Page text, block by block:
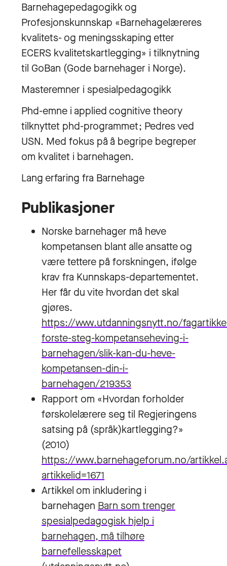
Barnehagepedagogikk og
Profesjonskunnskap «Barnehagelæreres
kvalitets- og meningsskaping etter
ECERS kvalitetskartlegging» i tilknytning
til GoBan (Gode barnehager i Norge).
Masteremner i spesialpedagogikk
Phd-emne i applied cognitive theory
tilknyttet phd-programmet; Pedres ved
USN. Med fokus på å begripe begreper
om kvalitet i barnehagen.
Lang erfaring fra Barnehage
Publikasjoner
Norske barnehager må heve
kompetansen blant alle ansatte og
være tettere på forskningen, ifølge
krav fra Kunnskaps-departementet.
Her får du vite hvordan det skal
gjøres.
https://www.utdanningsnytt.no/
forste-steg-kompetanseheving-i-
barnehagen/slik-kan-du-heve-
kompetansen-din-i-
barnehagen/219353
Rapport om «Hvordan forholder
førskolelærere seg til Regjeringens
satsing på (språk)kartlegging?»
(2010)
https://www.barnehageforum.no/
artikkelid=1671
Artikkel om inkludering i
barnehagen Barn som trenger
spesialpedagogisk hjelp i
barnehagen, må tilhøre
barnefellesskapet